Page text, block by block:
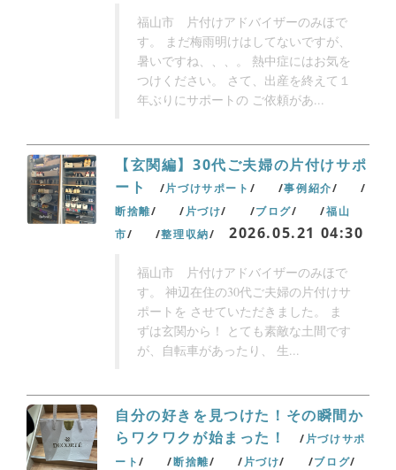
福山市 片付けアドバイザーのみほで
す。 まだ梅雨明けはしてないですが、
暑いですね、、、。 熱中症にはお気を
つけください。 さて、出産を終えて１
年ぶりにサポートの ご依頼があ...
【玄関編】30代ご夫婦の片付けサポ
ート
片づけサポート
事例紹介
断捨離
片づけ ブログ
福山
市
整理収納 2026.05.21 04:30
福山市 片付けアドバイザーのみほで
す。 神辺在住の30代ご夫婦の片付けサ
ポートを させていただきました。 ま
ずは玄関から！ とても素敵な土間です
が、自転車があったり、 生...
自分の好きを見つけた！その瞬間か
らワクワクが始まった！
片づけサポ
ート
断捨離 片づけ
ブログ